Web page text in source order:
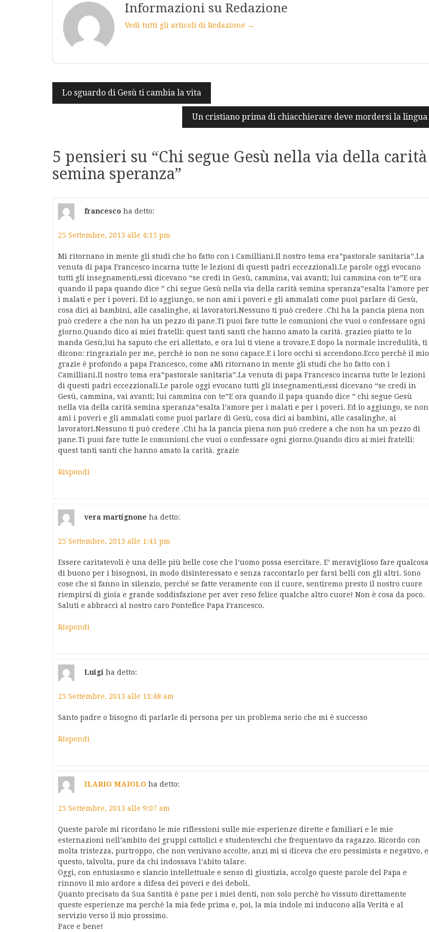
Informazioni su Redazione
Vedi tutti gli articoli di Redazione →
Navigazione
articoli
Lo sguardo di Gesù ti cambia la vita
Un cristiano prima di chiacchierare deve mordersi la lingua
5 pensieri su “Chi segue Gesù nella via della carità
semina speranza”
francesco ha detto:
25 Settembre, 2013 alle 4:15 pm
Mi ritornano in mente gli studi che ho fatto con i Camilliani.Il nostro tema era”pastorale sanitaria”.La
venuta di papa Francesco incarna tutte le lezioni di questi padri eccezzionali.Le parole oggi evocano
tutti gli insegnamenti,essi dicevano “se credi in Gesù, cammina, vai avanti; lui cammina con te”E ora
quando il papa quando dice ” chi segue Gesù nella via della carità semina speranza”esalta l’amore per
i malati e per i poveri. Ed io aggiungo, se non ami i poveri e gli ammalati come puoi parlare di Gesù,
cosa dici ai bambini, alle casalinghe, ai lavoratori.Nessuno ti può credere .Chi ha la pancia piena non
può credere a che non ha un pezzo di pane.Ti puoi fare tutte le comunioni che vuoi o confessare ogni
giorno.Quando dico ai miei fratelli: quest tanti santi che hanno amato la carità. grazieo piatto te lo
manda Gesù,lui ha saputo che eri allettato, e ora lui ti viene a trovare.E dopo la normale incredulità, ti
dicono: ringrazialo per me, perchè io non ne sono capace.E i loro occhi si accendono.Ecco perchè il mio
grazie è profondo a papa Francesco, come aMi ritornano in mente gli studi che ho fatto con i
Camilliani.Il nostro tema era”pastorale sanitaria”.La venuta di papa Francesco incarna tutte le lezioni
di questi padri eccezzionali.Le parole oggi evocano tutti gli insegnamenti,essi dicevano “se credi in
Gesù, cammina, vai avanti; lui cammina con te”E ora quando il papa quando dice ” chi segue Gesù
nella via della carità semina speranza”esalta l’amore per i malati e per i poveri. Ed io aggiungo, se non
ami i poveri e gli ammalati come puoi parlare di Gesù, cosa dici ai bambini, alle casalinghe, ai
lavoratori.Nessuno ti può credere .Chi ha la pancia piena non può credere a che non ha un pezzo di
pane.Ti puoi fare tutte le comunioni che vuoi o confessare ogni giorno.Quando dico ai miei fratelli:
quest tanti santi che hanno amato la carità. grazie
Rispondi
vera martignone ha detto:
25 Settembre, 2013 alle 1:41 pm
Essere caritatevoli è una delle più belle cose che l’uomo possa esercitare. E’ meraviglioso fare qualcosa
di buono per i bisognosi, in modo disinteressato e senza raccontarlo per farsi belli con gli altri. Sono
cose che si fanno in silenzio, perché se fatte veramente con il cuore, sentiremo presto il nostro cuore
riempirsi di gioia e grande soddisfazione per aver reso felice qualche altro cuore! Non è cosa da poco.
Saluti e abbracci al nostro caro Pontefice Papa Francesco.
Rispondi
Luigi ha detto:
25 Settembre, 2013 alle 11:48 am
Santo padre o bisogno di parlarle di persona per un problema serio che mi è successo
Rispondi
ILARIO MAIOLO ha detto:
25 Settembre, 2013 alle 9:07 am
Queste parole mi ricordano le mie riflessioni sulle mie esperienze dirette e familiari e le mie
esternazioni nell’ambito dei gruppi cattolici e studenteschi che frequentavo da ragazzo. Ricordo con
molta tristezza, purtroppo, che non venivano accolte, anzi mi si diceva che ero pessimista e negativo, e
questo, talvolta, pure da chi indossava l’abito talare.
Oggi, con entusiasmo e slancio intellettuale e senso di giustizia, accolgo queste parole del Papa e
rinnovo il mio ardore a difesa dei poveri e dei deboli.
Quanto precisato da Sua Santità è pane per i miei denti, non solo perchè ho vissuto direttamente
queste esperienze ma perchè la mia fede prima e, poi, la mia indole mi inducono alla Verità e al
servizio verso il mio prossimo.
Pace e bene!